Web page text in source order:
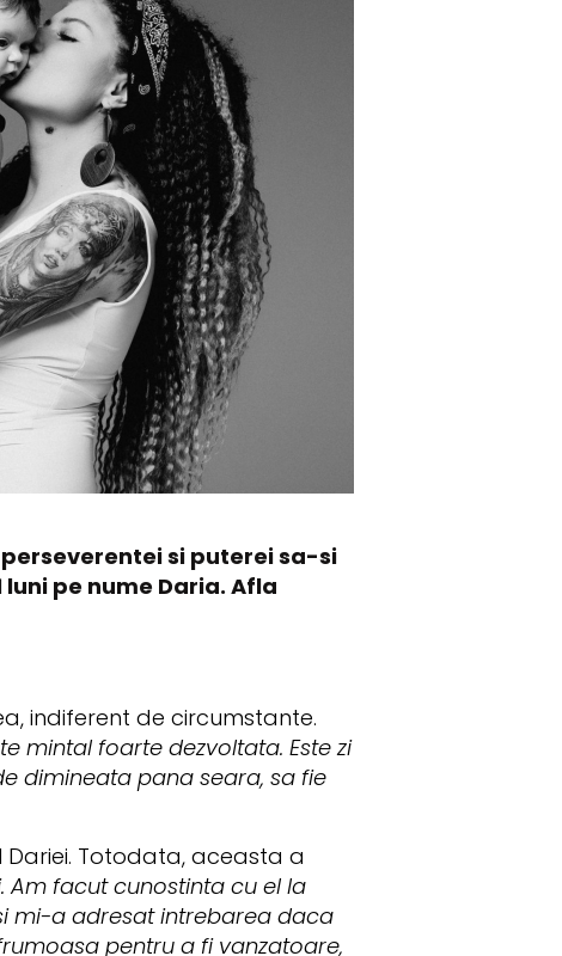
si puterei sa-si
pe nume Daria. Afla
indiferent de circumstante.
mintal foarte dezvoltata. Este zi
dimineata pana seara, sa fie
Totodata, aceasta a
Am facut cunostinta cu el la
mi-a adresat intrebarea daca
pentru a fi vanzatoare,